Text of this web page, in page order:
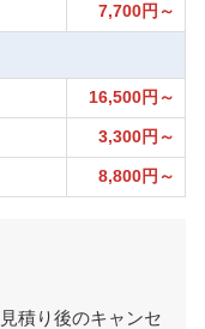
7,700円～
16,500円～
3,300円～
8,800円～
積り後のキャンセ